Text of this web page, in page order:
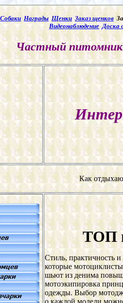
Собаки Награды Щенки Заказ щенков
Видеонаблюдение Доска
Частный питомник
Как
ТОП
Стиль, практичность
которые
шьют из денима
мотоэкипировка
одежды. Выбор
о каждой модели